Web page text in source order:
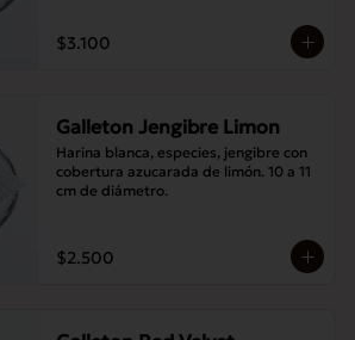
$3.100
Galleton Jengibre Limon
Harina blanca, especies, jengibre con
cobertura azucarada de limón. 10 a 11
cm de diámetro.
$2.500